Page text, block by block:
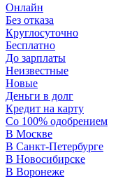
Онлайн
Без отказа
Круглосуточно
Бесплатно
До зарплаты
Неизвестные
Новые
Деньги в долг
Кредит на карту
Со 100% одобрением
В Москве
В Санкт-Петербурге
В Новосибирске
В Воронеже